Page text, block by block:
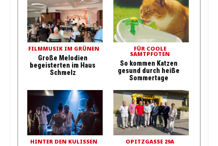
FILMMUSIK IM GRÜNEN
Große Melodien
begeisterten im Haus
Schmelz
FÜR COOLE
SAMTPFOTEN
So kommen Katzen
gesund durch heiße
Sommertage
HINTER DEN KULISSEN OPITZGASSE 29A